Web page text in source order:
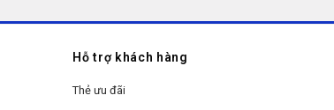
Hỗ trợ khách hàng
Thẻ ưu đãi